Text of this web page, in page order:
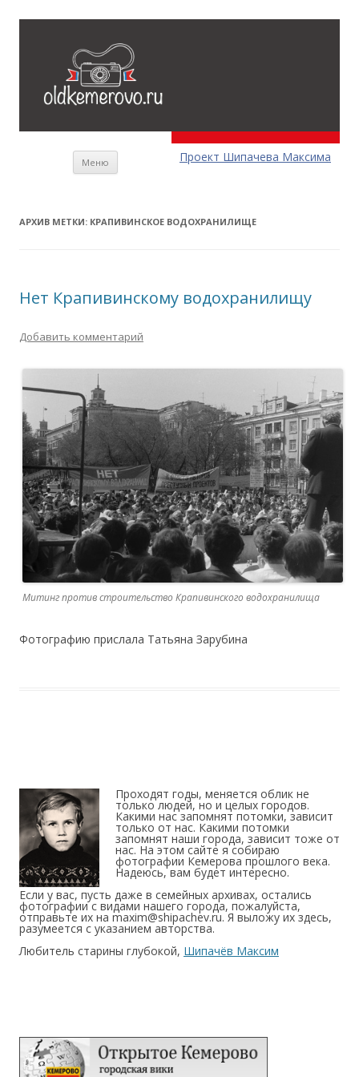
Проект Шипачева Максима
Меню Перейти к содержимому
АРХИВ МЕТКИ: КРАПИВИНСКОЕ ВОДОХРАНИЛИЩЕ
Нет Крапивинскому водохранилищу
Добавить комментарий
Митинг против строительство Крапивинского водохранилища
Фотографию прислала Татьяна Зарубина
Проходят годы, меняется облик не
только людей, но и целых городов.
Какими нас запомнят потомки, зависит
только от нас. Какими потомки
запомнят наши города, зависит тоже от
нас. На этом сайте я собираю
фотографии Кемерова прошлого века.
Надеюсь, вам будет интересно.
Если у вас, пусть даже в семейных архивах, остались
фотографии с видами нашего города, пожалуйста,
отправьте их на maxim@shipachev.ru. Я выложу их здесь,
разумеется с указанием авторства.
Любитель старины глубокой, Шипачёв Максим